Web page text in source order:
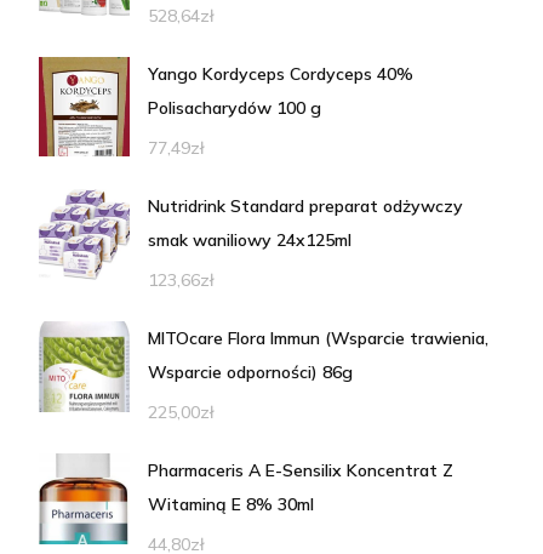
528,64zł
Yango Kordyceps Cordyceps 40%
Polisacharydów 100 g
77,49zł
Nutridrink Standard preparat odżywczy
smak waniliowy 24x125ml
123,66zł
MITOcare Flora Immun (Wsparcie trawienia,
Wsparcie odporności) 86g
225,00zł
Pharmaceris A E-Sensilix Koncentrat Z
Witaminą E 8% 30ml
44,80zł